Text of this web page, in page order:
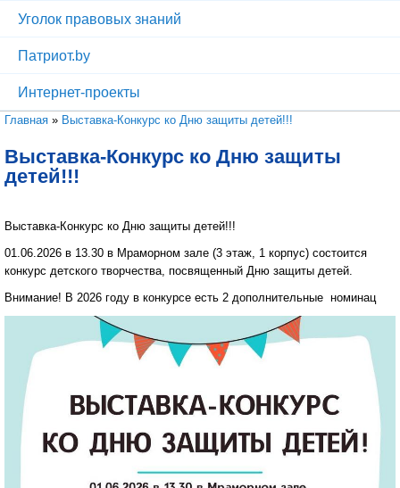
Уголок правовых знаний
Патриот.by
Интернет-проекты
Вы здесь
Главная » Выставка-Конкурс ко Дню защиты детей!!!
Выставка-Конкурс ко Дню защиты
детей!!!
Выставка-Конкурс ко Дню защиты детей!!!
01.06.2026 в 13.30 в Мраморном зале (3 этаж, 1 корпус) состоится
конкурс детского творчества, посвященный Дню защиты детей.
Внимание! В 2026 году в конкурсе есть 2 дополнительные номинац